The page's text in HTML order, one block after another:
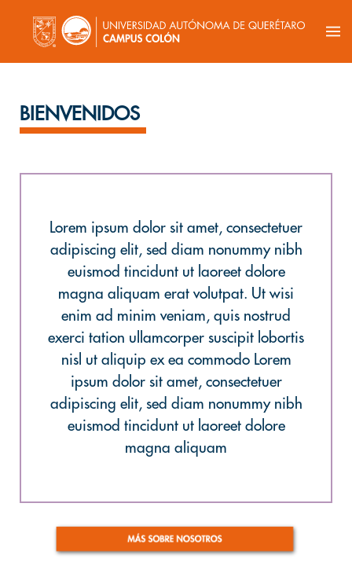
BIENVENIDOS
Lorem ipsum dolor sit amet, consectetuer
adipiscing elit, sed diam nonummy nibh
euismod tincidunt ut laoreet dolore
magna aliquam erat volutpat. Ut wisi
enim ad minim veniam, quis nostrud
exerci tation ullamcorper suscipit lobortis
nisl ut aliquip ex ea commodo Lorem
ipsum dolor sit amet, consectetuer
adipiscing elit, sed diam nonummy nibh
euismod tincidunt ut laoreet dolore
magna aliquam